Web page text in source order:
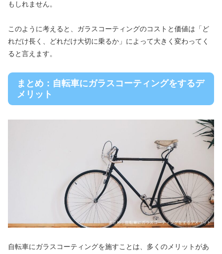
もしれません。
このように考えると、ガラスコーティングのコストと価値は「ど
れだけ長く、どれだけ大切に乗るか」によって大きく変わってく
ると言えます。
まとめ：自転車にガラスコーティングをするデ
メリット
自転車にガラスコーティングを施すことは、多くのメリットがあ